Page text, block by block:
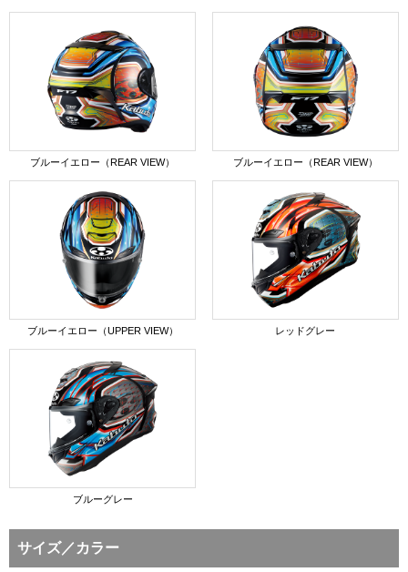
ブルーイエロー（REAR VIEW） ブルーイエロー（REAR VIEW）
ブルーイエロー（UPPER VIEW） レッドグレー
ブルーグレー
サイズ／カラー